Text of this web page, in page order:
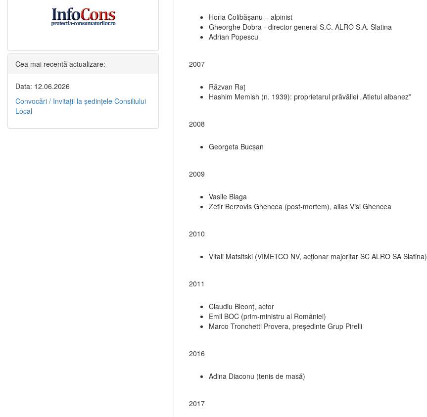
Horia Colibășanu – alpinist
Gheorghe Dobra - director general S.C. ALRO S.A. Slatina
Adrian Popescu
2007
Răzvan Raț
Hashim Memish (n. 1939): proprietarul prăvăliei „Atletul albanez”
2008
Georgeta Bucșan
2009
Vasile Blaga
Zefir Berzovis Ghencea (post-mortem), alias Visi Ghencea
2010
Vitali Matsitski (VIMETCO NV, acționar majoritar SC ALRO SA Slatina)
2011
Claudiu Bleonț, actor
Emil BOC (prim-ministru al României)
Marco Tronchetti Provera, președinte Grup Pirelli
2016
Adina Diaconu (tenis de masă)
2017
Cea mai recentă actualizare:
Data: 12.06.2026
Convocări / Invitaţii la şedinţele Consiliului
Local